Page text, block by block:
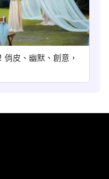
皮、幽默、創意，